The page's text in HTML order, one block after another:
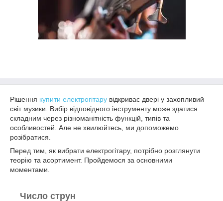
Рішення купити електрогітару відкриває двері у захопливий
світ музики. Вибір відповідного інструменту може здатися
складним через різноманітність функцій, типів та
особливостей. Але не хвилюйтесь, ми допоможемо
розібратися.
Перед тим, як вибрати електрогітару, потрібно розглянути
теорію та асортимент. Пройдемося за основними
моментами.
Число струн